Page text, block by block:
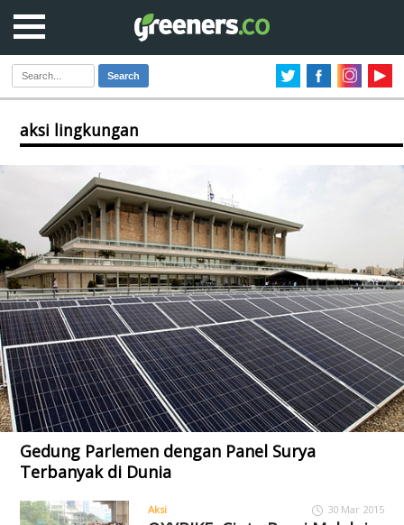
Search
aksi lingkungan
Gedung Parlemen dengan Panel Surya
Terbanyak di Dunia
Aksi 30 Mar 2015